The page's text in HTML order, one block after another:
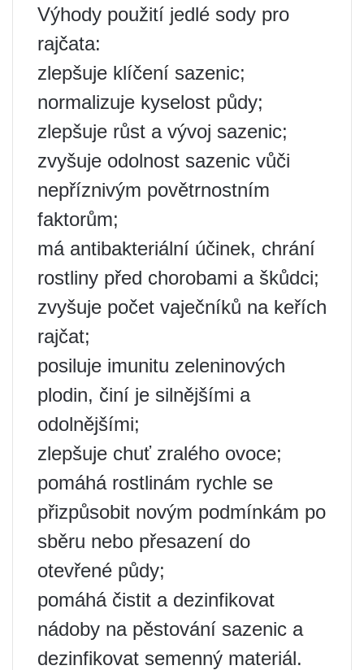
Výhody použití jedlé sody pro
rajčata:
zlepšuje klíčení sazenic;
normalizuje kyselost půdy;
zlepšuje růst a vývoj sazenic;
zvyšuje odolnost sazenic vůči
nepříznivým povětrnostním
faktorům;
má antibakteriální účinek, chrání
rostliny před chorobami a škůdci;
zvyšuje počet vaječníků na keřích
rajčat;
posiluje imunitu zeleninových
plodin, činí je silnějšími a
odolnějšími;
zlepšuje chuť zralého ovoce;
pomáhá rostlinám rychle se
přizpůsobit novým podmínkám po
sběru nebo přesazení do
otevřené půdy;
pomáhá čistit a dezinfikovat
nádoby na pěstování sazenic a
dezinfikovat semenný materiál.